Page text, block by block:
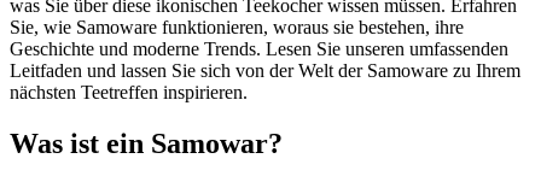
was Sie über diese ikonischen Teekocher wissen müssen. Erfahren
Sie, wie Samoware funktionieren, woraus sie bestehen, ihre
Geschichte und moderne Trends. Lesen Sie unseren umfassenden
Leitfaden und lassen Sie sich von der Welt der Samoware zu Ihrem
nächsten Teetreffen inspirieren.
Was ist ein Samowar?